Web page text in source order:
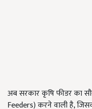
अब सरकार कृषि फीडर का
Feeders) करने वाली है,